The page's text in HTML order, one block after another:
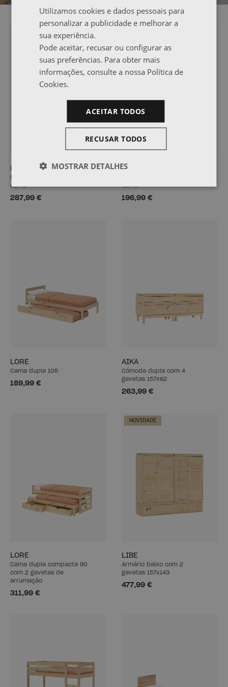
BESTSELLER
Beliche 90 com gaveta-
cama
287,99 €
LORE
cama
196,99 €
LORE
Cama dupla 105
189,99 €
AIKA
Cómoda dupla com 4
gavetas 157x62
263,99 €
LORE
Cama dupla compacta 90
com 2 gavetas de
arrumação
311,99 €
NOVIDADE
LIBE
Armário baixo com 2
gavetas 157x143
477,99 €
Utilizamos cookies e dados pessoais para
personalizar a publicidade e melhorar a
sua experiência.
Pode aceitar, recusar ou configurar as
suas preferências. Para obter mais
informações, consulte a nossa Política de
Cookies.
ACEITAR TODOS
RECUSAR TODOS
MOSTRAR DETALHES